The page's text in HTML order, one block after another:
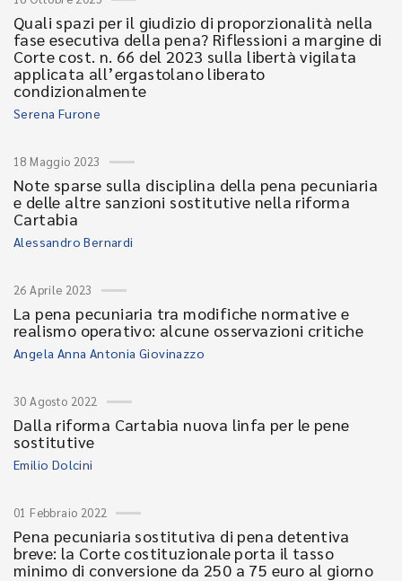
Quali spazi per il giudizio di proporzionalità nella
fase esecutiva della pena? Riflessioni a margine di
Corte cost. n. 66 del 2023 sulla libertà vigilata
applicata all’ergastolano liberato
condizionalmente
Serena Furone
18 Maggio 2023
Note sparse sulla disciplina della pena pecuniaria
e delle altre sanzioni sostitutive nella riforma
Cartabia
Alessandro Bernardi
26 Aprile 2023
La pena pecuniaria tra modifiche normative e
realismo operativo: alcune osservazioni critiche
Angela Anna Antonia Giovinazzo
30 Agosto 2022
Dalla riforma Cartabia nuova linfa per le pene
sostitutive
Emilio Dolcini
01 Febbraio 2022
Pena pecuniaria sostitutiva di pena detentiva
breve: la Corte costituzionale porta il tasso
minimo di conversione da 250 a 75 euro al giorno